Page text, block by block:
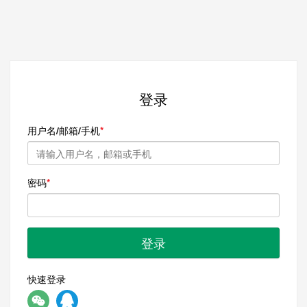
登录
用户名/邮箱/手机
密码
登录
快速登录